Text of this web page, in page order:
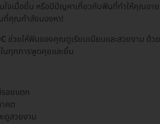
จเมื่อยิ้ม หรือมีปัญหาเกี่ยวกับฟันที่ทำให้คุณอาย
ที่คุณกำลังมองหา!
ช่วยให้ฟันของคุณดูเรียบเนียนและสวยงาม ด้
นทุกการพูดคุยและยิ้ม
อยแตก
คต
ดูสวยงาม